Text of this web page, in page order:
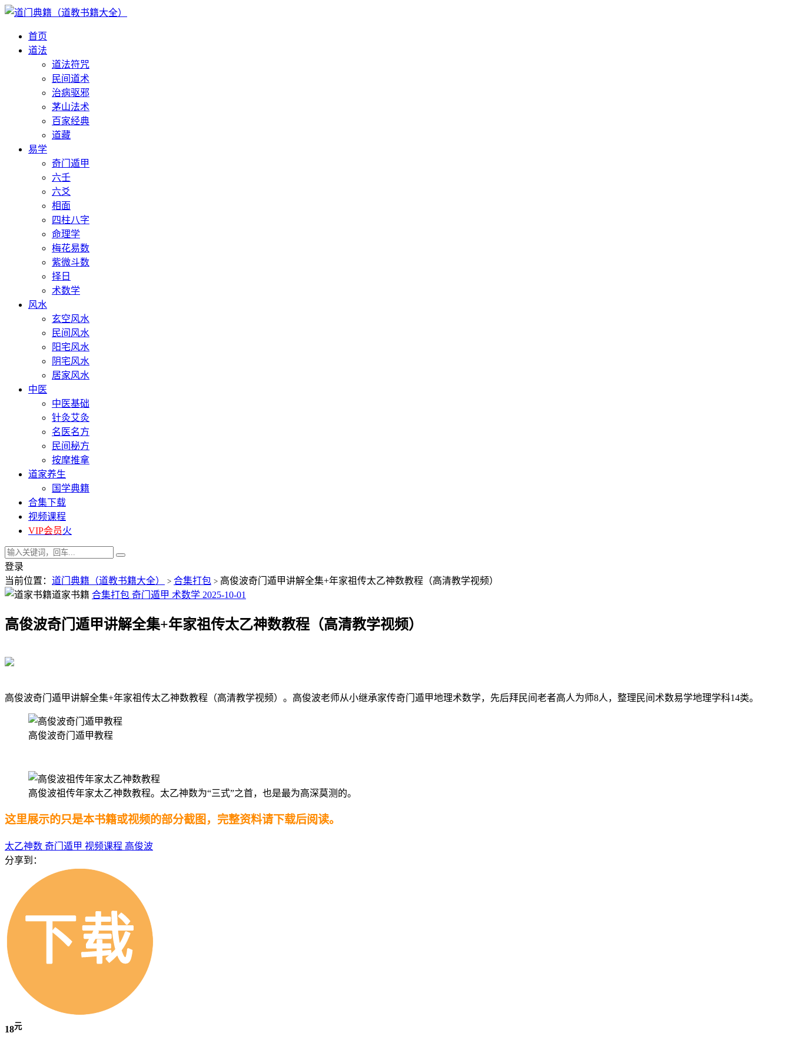
首页
道法
道法符咒
民间道术
治病驱邪
茅山法术
百家经典
道藏
易学
奇门遁甲
六壬
六爻
相面
四柱八字
命理学
梅花易数
紫微斗数
择日
术数学
风水
玄空风水
民间风水
阳宅风水
阴宅风水
居家风水
中医
中医基础
针灸艾灸
名医名方
民间秘方
按摩推拿
道家养生
国学典籍
合集下载
视频课程
VIP会员火
登录
当前位置： 道门典籍（道教书籍大全） > 合集打包 > 高俊波奇门遁甲讲解全集+年家祖传太乙神数教程（高清教学视频）
道家书籍 合集打包 奇门遁甲 术数学 2025-10-01
高俊波奇门遁甲讲解全集+年家祖传太乙神数教程（高清教学视频）
高俊波奇门遁甲讲解全集+年家祖传太乙神数教程（高清教学视频）。高俊波老师从小继承家传奇门遁甲地理术数学，先后拜民间老者高人为师8人，整理民间术数易学地理学科14类。
高俊波奇门遁甲教程
高俊波祖传年家太乙神数教程。太乙神数为“三式”之首，也是最为高深莫测的。
这里展示的只是本书籍或视频的部分截图，完整资料请下载后阅读。
太乙神数 奇门遁甲 视频课程 高俊波
分享到：
18元